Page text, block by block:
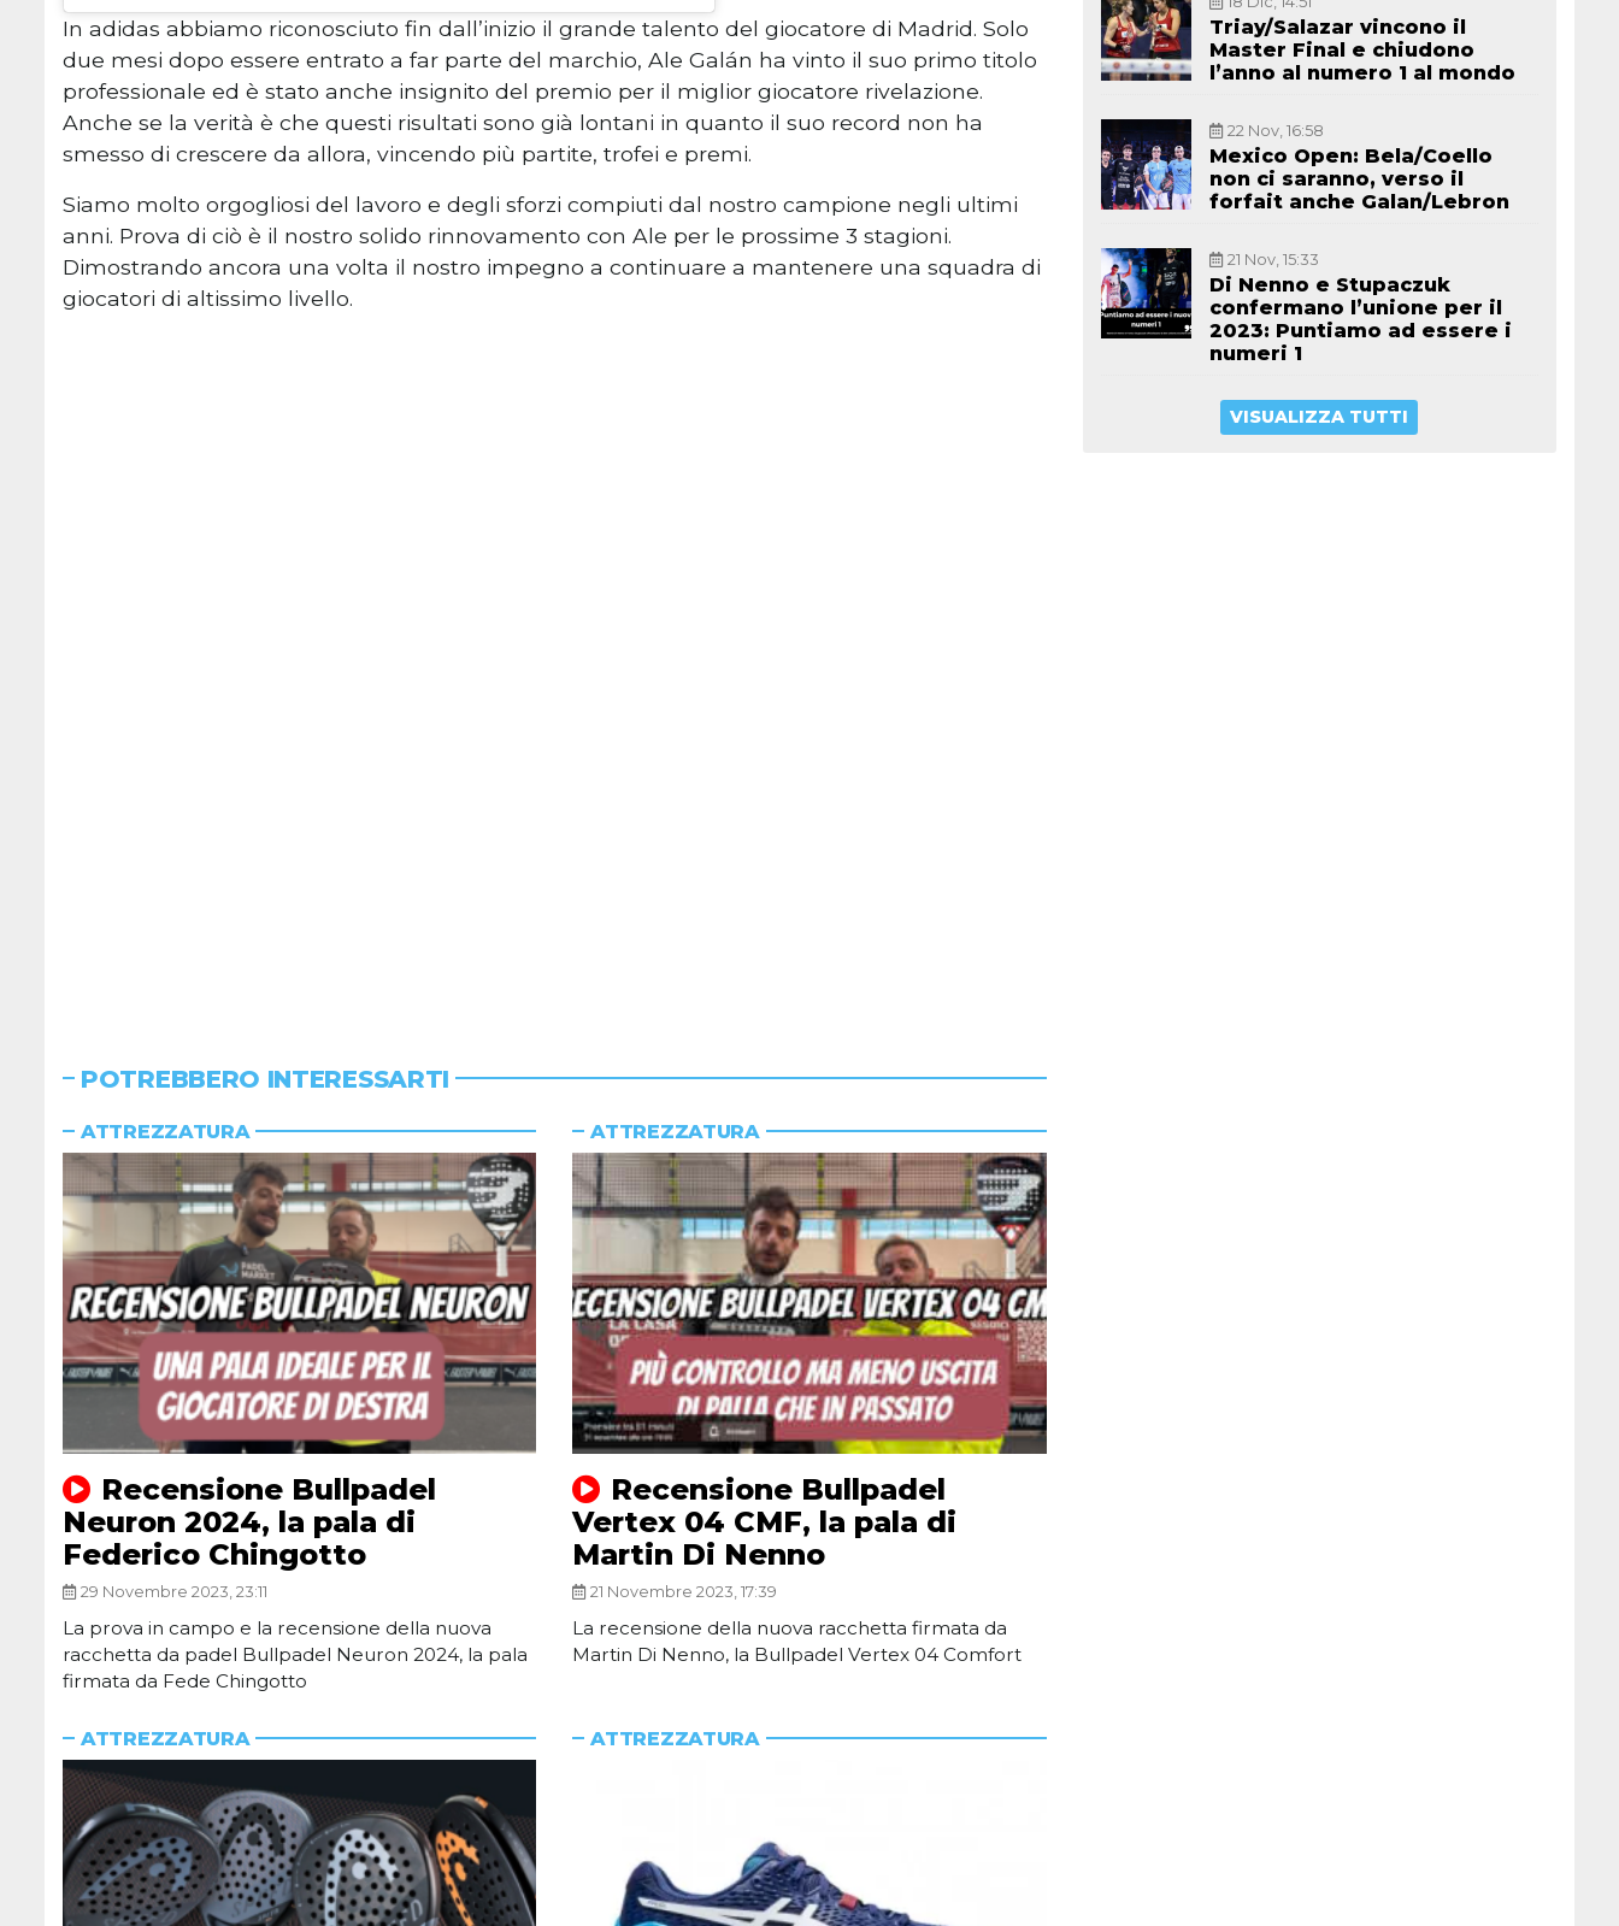
In adidas abbiamo riconosciuto fin dall’inizio il grande talento del giocatore di Madrid. Solo
due mesi dopo essere entrato a far parte del marchio, Ale Galán ha vinto il suo primo titolo
professionale ed è stato anche insignito del premio per il miglior giocatore rivelazione.
Anche se la verità è che questi risultati sono già lontani in quanto il suo record non ha
smesso di crescere da allora, vincendo più partite, trofei e premi.
Siamo molto orgogliosi del lavoro e degli sforzi compiuti dal nostro campione negli ultimi
anni. Prova di ciò è il nostro solido rinnovamento con Ale per le prossime 3 stagioni.
Dimostrando ancora una volta il nostro impegno a continuare a mantenere una squadra di
giocatori di altissimo livello.
POTREBBERO INTERESSARTI
ATTREZZATURA
Recensione Bullpadel
Neuron 2024, la pala di
Federico Chingotto
29 Novembre 2023, 23:11
La prova in campo e la recensione della nuova
racchetta da padel Bullpadel Neuron 2024, la pala
firmata da Fede Chingotto
ATTREZZATURA
Recensione Bullpadel
Vertex 04 CMF, la pala di
Martin Di Nenno
21 Novembre 2023, 17:39
La recensione della nuova racchetta firmata da
Martin Di Nenno, la Bullpadel Vertex 04 Comfort
ATTREZZATURA ATTREZZATURA
Triay/Salazar vincono il
Master Final e chiudono
l’anno al numero 1 al mondo
22 Nov, 16:58
Mexico Open: Bela/Coello
non ci saranno, verso il
forfait anche Galan/Lebron
21 Nov, 15:33
Di Nenno e Stupaczuk
confermano l’unione per il
2023: Puntiamo ad essere i
numeri 1
VISUALIZZA TUTTI